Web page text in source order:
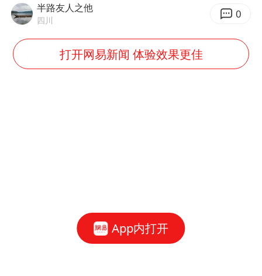
半路友人之他
四川 0
打开网易新闻 体验效果更佳
App内打开